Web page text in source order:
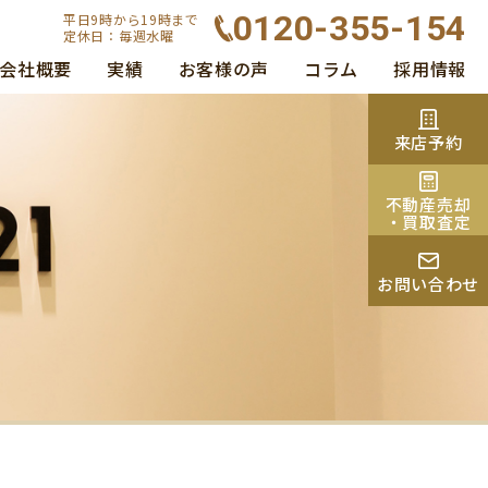
平日9時から19時まで
定休日：毎週水曜
0120-355-154
会社概要 実績 お客様の声 コラム 採用情報
来店予約
不動産売却
・買取査定
お問い合わせ